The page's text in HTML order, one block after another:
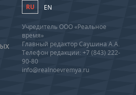
RU EN
Учредитель ООО «Реальное
время»
Главный редактор Саушина А.А.
Телефон редакции: +7 (843) 222-
90-80
info@realnoevremya.ru